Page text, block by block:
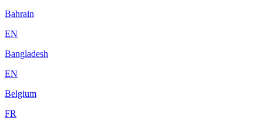
Bahrain
EN
Bangladesh
EN
Belgium
FR